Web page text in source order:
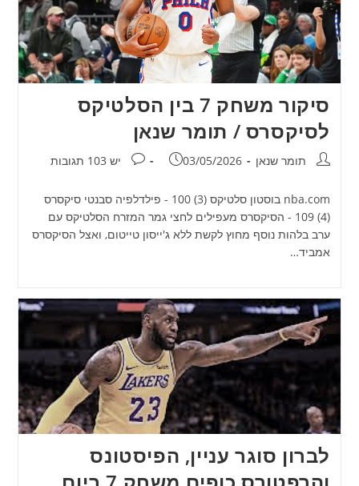
סיקור משחק 7 בין הסלטיקס
לסיקסרס / תומר שנאן
מחבר:תומר שנאן פורסם:
03/05/2026 תגובות:
יש 103 תגובות
nba.com בוסטון סלטיקס (3) 100 - פילדלפיה סבנטי סיקסרס
(4) 109 - הסיקסרס מעפילים לחצי גמר המזרח הסלטיקס עם
ערב בלהות נוסף מחוץ לקשת ללא ג'ייסון טייטום, ואצל הסיקסרס
אמביד…
לברון סוגר עניין, הפיסטונס